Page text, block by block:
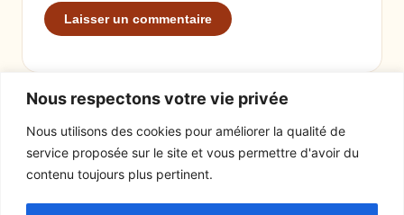
Nous respectons votre vie privée
Nous utilisons des cookies pour améliorer la qualité de
service proposée sur le site et vous permettre d'avoir du
contenu toujours plus pertinent.